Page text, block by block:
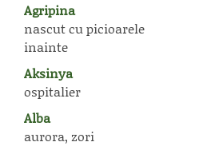
Agripina
nascut cu picioarele
inainte
Aksinya
ospitalier
Alba
aurora, zori